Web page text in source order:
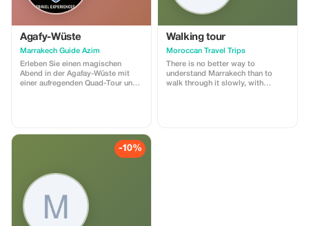
Agafy-Wüste
Marrakech Guide Azim
Erleben Sie einen magischen
Abend in der Agafay-Wüste mit
einer aufregenden Quad-Tour und
Musik und Tanzdarbietungen.
verwöhnen und schaffen Sie
unvergessliche Erinnerungen. Wir
holen Sie gegen 17:00 Uhr von
Ihrem Hotel in Marrakesch ab.
Genießen Sie die malerische Fahrt
Walking tour
Moroccan Travel Trips
There is no better way to
understand Marrakech than to
walk through it slowly, with
-10%